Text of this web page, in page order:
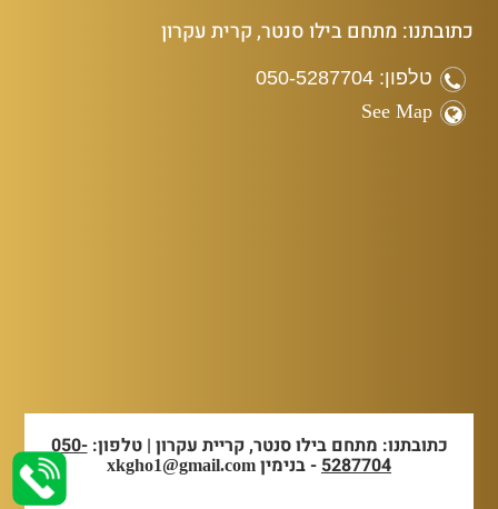
כתובתנו: מתחם בילו סנטר, קרית עקרון
טלפון: 050-5287704
See Map
כתובתנו: מתחם בילו סנטר, קריית עקרון | טלפון:050-
5287704- בנימין xkgho1@gmail.com